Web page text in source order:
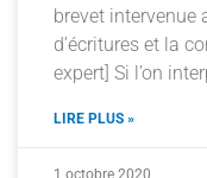
brevet intervenue
d’écritures et la
expert] Si l’on
LIRE PLUS »
1 octobre 2020